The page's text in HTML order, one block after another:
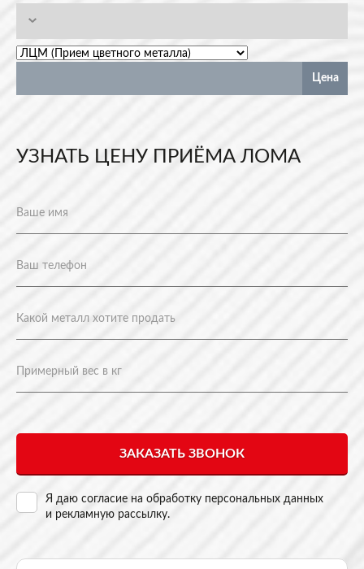
Цена
УЗНАТЬ ЦЕНУ ПРИЁМА ЛОМА
Я даю согласие на обработку персональных данных
и рекламную рассылку.